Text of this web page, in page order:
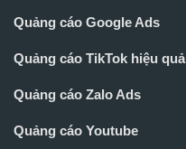
Quảng cáo Google Ads
Quảng cáo TikTok hiệu quả
Quảng cáo Zalo Ads
Quảng cáo Youtube